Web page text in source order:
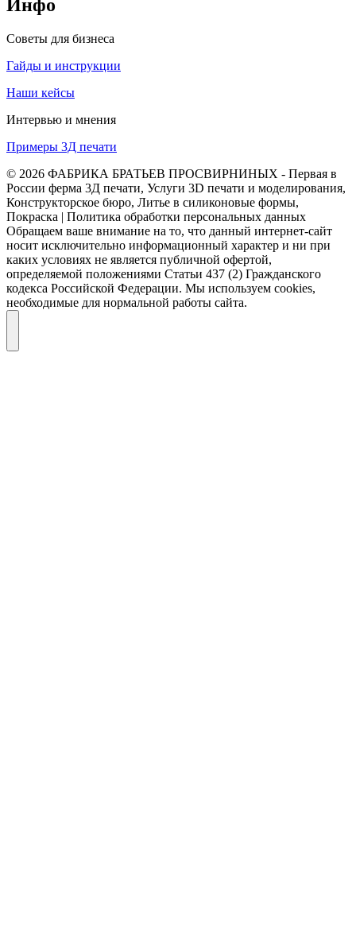
Инфо
Советы для бизнеса
Гайды и инструкции
Наши кейсы
Интервью и мнения
Примеры 3Д печати
© 2026 ФАБРИКА БРАТЬЕВ ПРОСВИРНИНЫХ - Первая в
России ферма 3Д печати, Услуги 3D печати и моделирования,
Конструкторское бюро, Литье в силиконовые формы,
Покраска | Политика обработки персональных данных
Обращаем ваше внимание на то, что данный интернет-сайт
носит исключительно информационный характер и ни при
каких условиях не является публичной офертой,
определяемой положениями Статьи 437 (2) Гражданского
кодекса Российской Федерации. Мы используем cookies,
необходимые для нормальной работы сайта.